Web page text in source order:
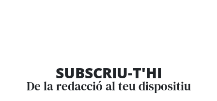
SUBSCRIU-T'HI
De la redacció al teu dispositiu